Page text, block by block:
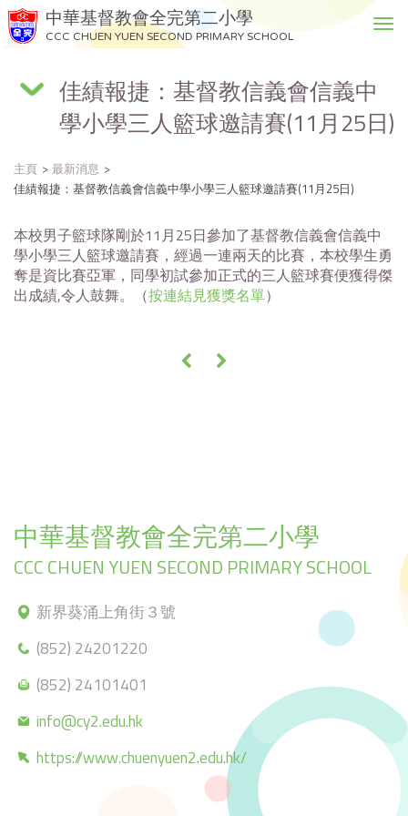
中華基督教會全完第二小學
CCC CHUEN YUEN SECOND PRIMARY SCHOOL
T
e
a
t
i
佳績報捷：基督教信義會信義中
學小學三人籃球邀請賽(11月25日)
主頁
最新消息
佳績報捷：基督教信義會信義中學小學三人籃球邀請賽(11月25日)
本校男子籃球隊剛於11月25日參加了基督教信義會信義中
學小學三人籃球邀請賽，經過一連兩天的比賽，本校學生勇
奪是資比賽亞軍，同學初試參加正式的三人籃球賽便獲得傑
出成績,令人鼓舞。（按連結見獲獎名單）
« »
中華基督教會全完第二小學
CCC CHUEN YUEN SECOND PRIMARY SCHOOL
新界葵涌上角街３號
(852) 24201220
(852) 24101401
info@cy2.edu.hk
https://www.chuenyuen2.edu.hk/